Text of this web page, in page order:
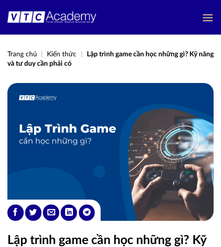
qua
Trang chủ Kiến thức
Lập trình game cần học những gì? Kỹ năng
và tư duy cần phải có
Lập trình game cần học những gì? Kỹ